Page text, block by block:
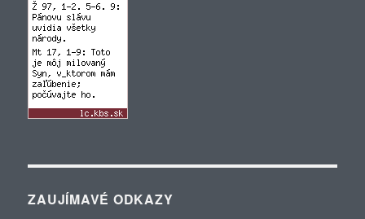
ZAUJÍMAVÉ ODKAZY